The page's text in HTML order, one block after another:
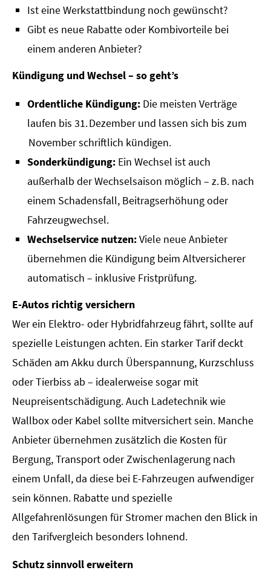
Ist eine Werkstattbindung noch gewünscht?
Gibt es neue Rabatte oder Kombivorteile bei
einem anderen Anbieter?
Kündigung und Wechsel – so geht’s
Ordentliche Kündigung: Die meisten Verträge
laufen bis 31. Dezember und lassen sich bis zum
November schriftlich kündigen.
Sonderkündigung: Ein Wechsel ist auch
außerhalb der Wechselsaison möglich – z. B. nach
einem Schadensfall, Beitragserhöhung oder
Fahrzeugwechsel.
Wechselservice nutzen:Viele neue Anbieter
übernehmen die Kündigung beim Altversicherer
automatisch – inklusive Fristprüfung.
E-Autos richtig ver­sichern
Wer ein Elektro- oder Hybridfahrzeug fährt, sollte auf
spezielle Leistungen achten. Ein starker Tarif deckt
Schäden am Akku durch Überspannung, Kurzschluss
oder Tierbiss ab – idealerweise sogar mit
Neupreisentschädigung. Auch Ladetechnik wie
Wallbox oder Kabel sollte mitversichert sein. Manche
Anbieter übernehmen zusätzlich die Kosten für
Bergung, Transport oder Zwischenlagerung nach
einem Unfall, da diese bei E-Fahrzeugen aufwendiger
sein können. Rabatte und spezielle
Allgefahrenlösungen für Stromer machen den Blick in
den Tarifvergleich besonders lohnend.
Schutz sinnvoll erweitern